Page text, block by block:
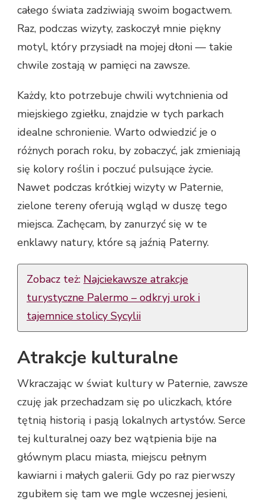
całego świata zadziwiają swoim bogactwem.
Raz, podczas wizyty, zaskoczył mnie piękny
motyl, który przysiadł na mojej dłoni — takie
chwile zostają w pamięci na zawsze.
Każdy, kto potrzebuje chwili wytchnienia od
miejskiego zgiełku, znajdzie w tych parkach
idealne schronienie. Warto odwiedzić je o
różnych porach roku, by zobaczyć, jak zmieniają
się kolory roślin i poczuć pulsujące życie.
Nawet podczas krótkiej wizyty w Paternie,
zielone tereny oferują wgląd w duszę tego
miejsca. Zachęcam, by zanurzyć się w te
enklawy natury, które są jaźnią Paterny.
Zobacz też: Najciekawsze atrakcje
turystyczne Palermo – odkryj urok i
tajemnice stolicy Sycylii
Atrakcje kulturalne
Wkraczając w świat kultury w Paternie, zawsze
czuję jak przechadzam się po uliczkach, które
tętnią historią i pasją lokalnych artystów. Serce
tej kulturalnej oazy bez wątpienia bije na
głównym placu miasta, miejscu pełnym
kawiarni i małych galerii. Gdy po raz pierwszy
zgubiłem się tam we mgle wczesnej jesieni,